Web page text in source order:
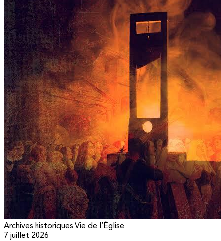
Archives historiques Vie de l’Église
7 juillet 2026